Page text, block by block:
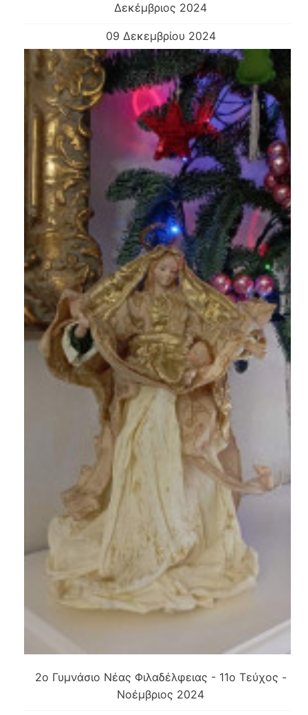
Δεκέμβριος 2024
09 Δεκεμβρίου 2024
2o Γυμνάσιο Νέας Φιλαδέλφειας - 11ο Τεύχος -
Νοέμβριος 2024